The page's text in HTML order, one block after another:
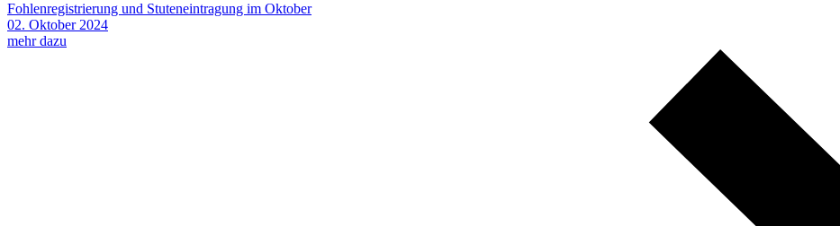
Fohlenregistrierung und Stuteneintragung im Oktober
02. Oktober 2024
mehr dazu